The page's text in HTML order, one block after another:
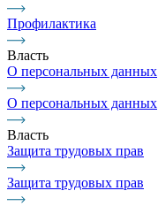
Профилактика
Власть
О персональных данных
О персональных данных
Власть
Защита трудовых прав
Защита трудовых прав